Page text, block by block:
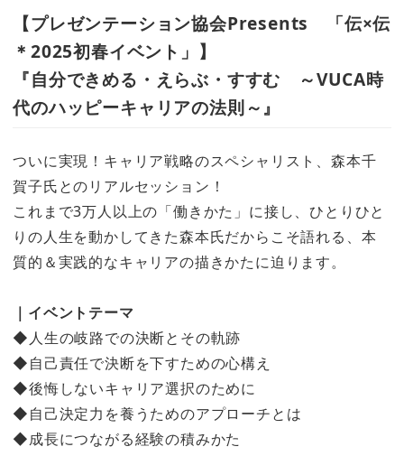
【プレゼンテーション協会Presents 「伝×伝
＊2025初春イベント」】
『自分できめる・えらぶ・すすむ ～VUCA時
代のハッピーキャリアの法則～』
ついに実現！キャリア戦略のスペシャリスト、森本千
賀子氏とのリアルセッション！
これまで3万人以上の「働きかた」に接し、ひとりひと
りの人生を動かしてきた森本氏だからこそ語れる、本
質的＆実践的なキャリアの描きかたに迫ります。
｜イベントテーマ
◆人生の岐路での決断とその軌跡
◆自己責任で決断を下すための心構え
◆後悔しないキャリア選択のために
◆自己決定力を養うためのアプローチとは
◆成長につながる経験の積みかた